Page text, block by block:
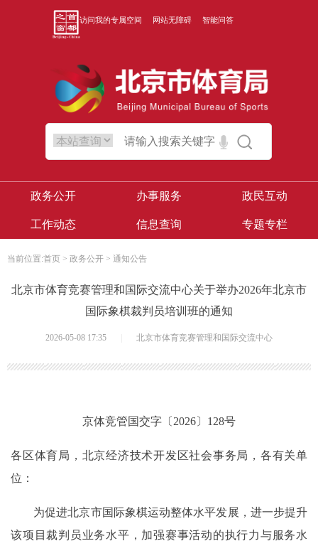
访问我的专属空间 网站无障碍 智能问答
政务公开 办事服务 政民互动
工作动态 信息查询 专题专栏
当前位置:首页 > 政务公开 > 通知公告
北京市体育竞赛管理和国际交流中心关于举办2026年北京市
国际象棋裁判员培训班的通知
2026-05-08 17:35 北京市体育竞赛管理和国际交流中心
京体竞管国交字〔2026〕128号
各区体育局，北京经济技术开发区社会事务局，各有关单
位：
为促进北京市国际象棋运动整体水平发展，进一步提升
该项目裁判员业务水平，加强赛事活动的执行力与服务水